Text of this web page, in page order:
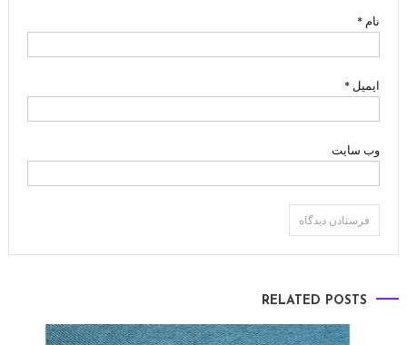
نام*
ایمیل *
وب‌ سایت
RELATED POSTS